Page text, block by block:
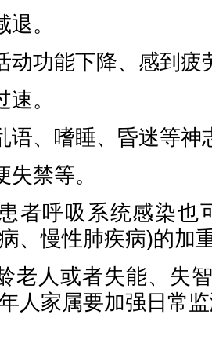
。
动功能下降、感到
。
语、嗜睡、昏迷等神
失禁等。
者呼吸系统感染也
、慢性肺疾病)的加
老人或者失能、失
人家属要加强日常